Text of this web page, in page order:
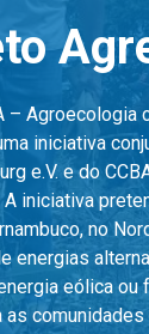
– Agroecologia
iniciativa
e.V. e do
A iniciativa
no
energias
eólica ou
as